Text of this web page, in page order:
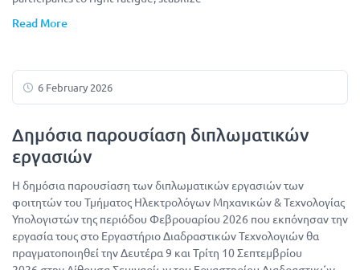
Read More
6 February 2026
Δημόσια παρουσίαση διπλωματικών
εργασιών
Η δημόσια παρουσίαση των διπλωματικών εργασιών των
φοιτητών του Τμήματος Ηλεκτρολόγων Μηχανικών & Τεχνολογίας
Υπολογιστών της περιόδου Φεβρουαρίου 2026 που εκπόνησαν την
εργασία τους στο Εργαστήριο Διαδραστικών Τεχνολογιών θα
πραγματοποιηθεί την Δευτέρα 9 και Τρίτη 10 Σεπτεμβρίου